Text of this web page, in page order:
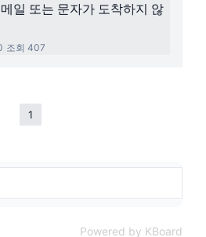
일 또는 문자가 도착하지 않
조회 407
1
Powered by KBoard